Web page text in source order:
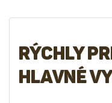
Rýchly
hlavné